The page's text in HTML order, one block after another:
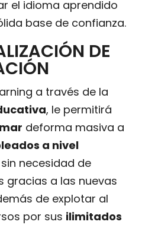
el idioma aprendido
base de confianza.
DE
a través de la
, le permitirá
deforma masiva a
a nivel
necesidad de
gracias a las nuevas
de explotar al
por sus ilimitados